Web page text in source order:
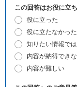
この回答はお役に立
役に立った
役に立たなかっ
知りたい情報で
内容が納得でき
内容が難しい